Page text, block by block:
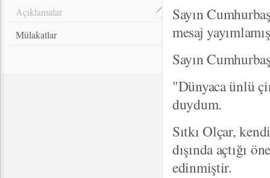
Açıklamalar
Mülakatlar
Sayın
mesaj
Sayın
"Dünyaca ünlü
duydum.
Sıtkı Olçar,
dışında açtığı
edinmiştir.